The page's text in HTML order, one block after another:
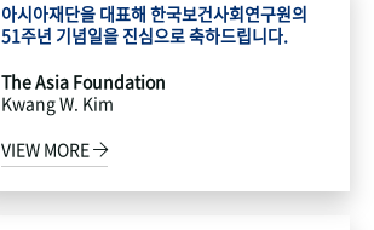
아시아재단을 대표해 한국보건사회연구원의
51주년 기념일을 진심으로 축하드립니다.
The Asia Foundation
Kwang W. Kim
VIEW MORE